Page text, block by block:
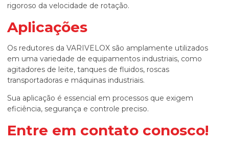
rigoroso da velocidade de rotação.
Aplicações
Os redutores da VARIVELOX são amplamente utilizados
em uma variedade de equipamentos industriais, como
agitadores de leite, tanques de fluidos, roscas
transportadoras e máquinas industriais.
Sua aplicação é essencial em processos que exigem
eficiência, segurança e controle preciso.
Entre em contato conosco!